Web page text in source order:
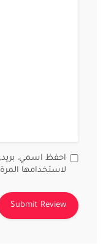
احفظ اسمي،
لاستخدامها